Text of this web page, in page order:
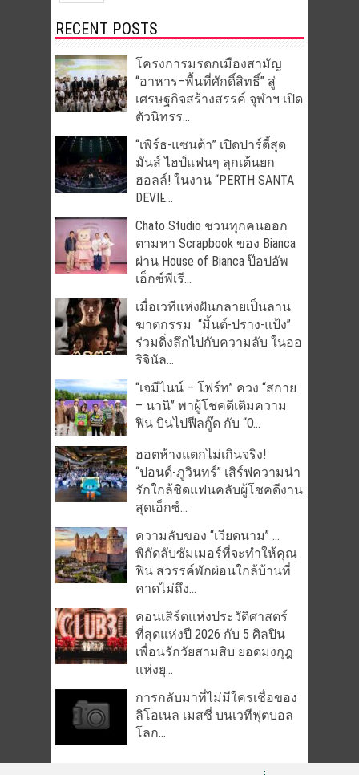
RECENT POSTS
โครงการมรดกเมืองสามัญ
“อาหาร–พื้นที่ศักดิ์สิทธิ์” สู่
เศรษฐกิจสร้างสรรค์ จุฬาฯ เปิด
ตัวนิทรร...
“เพิร์ธ-แซนต้า” เปิดปาร์ตี้สุด
มันส์ ไฮป์แฟนๆ ลุกเต้นยก
ฮอลล์! ในงาน “PERTH SANTA
DEVIL̵...
Chato Studio ชวนทุกคนออก
ตามหา Scrapbook ของ Bianca
ผ่าน House of Bianca ป๊อปอัพ
เอ็กซ์พีเรี...
เมื่อเวทีแห่งฝันกลายเป็นลาน
ฆาตกรรม “มิ้นต์-ปราง-แป้ง”
ร่วมดิ่งลึกไปกับความลับ ในออ
ริจินัล...
“เจมีไนน์ – โฟร์ท” ควง “สกาย
– นานิ” พาผู้โชคดีเติมความ
ฟิน บินไปฟีลกู๊ด กับ “O...
ฮอตห้างแตกไม่เกินจริง!
“ปอนด์-ภูวินทร์” เสิร์ฟความน่า
รักใกล้ชิดแฟนคลับผู้โชคดีงาน
สุดเอ็กซ์...
ความลับของ “เวียดนาม” …
พิกัดลับซัมเมอร์ที่จะทำให้คุณ
ฟิน สวรรค์พักผ่อนใกล้บ้านที่
คาดไม่ถึง...
คอนเสิร์ตแห่งประวัติศาสตร์
ที่สุดแห่งปี 2026 กับ 5 ศิลปิน
เพื่อนรักวัยสามสิบ ยอดมงกุฎ
แห่งยุ...
การกลับมาที่ไม่มีใครเชื่อของ
ลิโอเนล เมสซี่ บนเวทีฟุตบอล
โลก...